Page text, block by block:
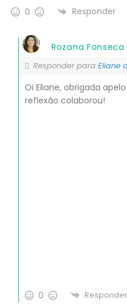
0 Responder
Rozana Fonseca
Responder para Eliane
Oi Eliane, obrigada
reflexão colaborou!
0 Responder